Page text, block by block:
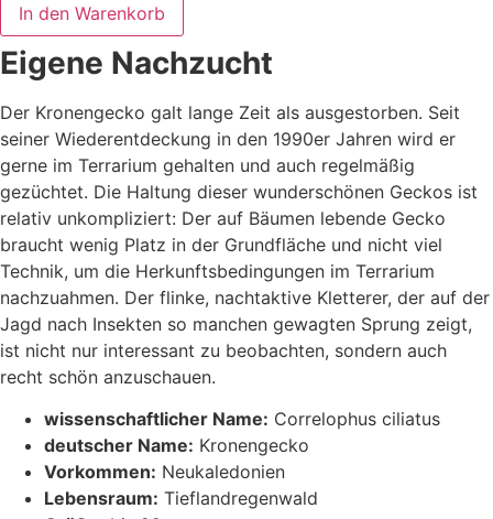
In den Warenkorb
Eigene Nachzucht
Der Kronengecko galt lange Zeit als ausgestorben. Seit
seiner Wiederentdeckung in den 1990er Jahren wird er
gerne im Terrarium gehalten und auch regelmäßig
gezüchtet. Die Haltung dieser wunderschönen Geckos ist
relativ unkompliziert: Der auf Bäumen lebende Gecko
braucht wenig Platz in der Grundfläche und nicht viel
Technik, um die Herkunftsbedingungen im Terrarium
nachzuahmen. Der flinke, nachtaktive Kletterer, der auf der
Jagd nach Insekten so manchen gewagten Sprung zeigt,
ist nicht nur interessant zu beobachten, sondern auch
recht schön anzuschauen.
wissenschaftlicher Name: Correlophus ciliatus
deutscher Name: Kronengecko
Vorkommen: Neukaledonien
Lebensraum: Tieflandregenwald